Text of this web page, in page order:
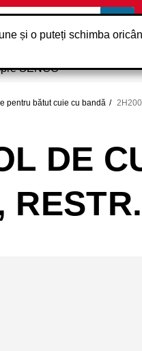
și o puteți schimba
SENCO
pentru bătut cuie cu bandă
DE
RESTR.